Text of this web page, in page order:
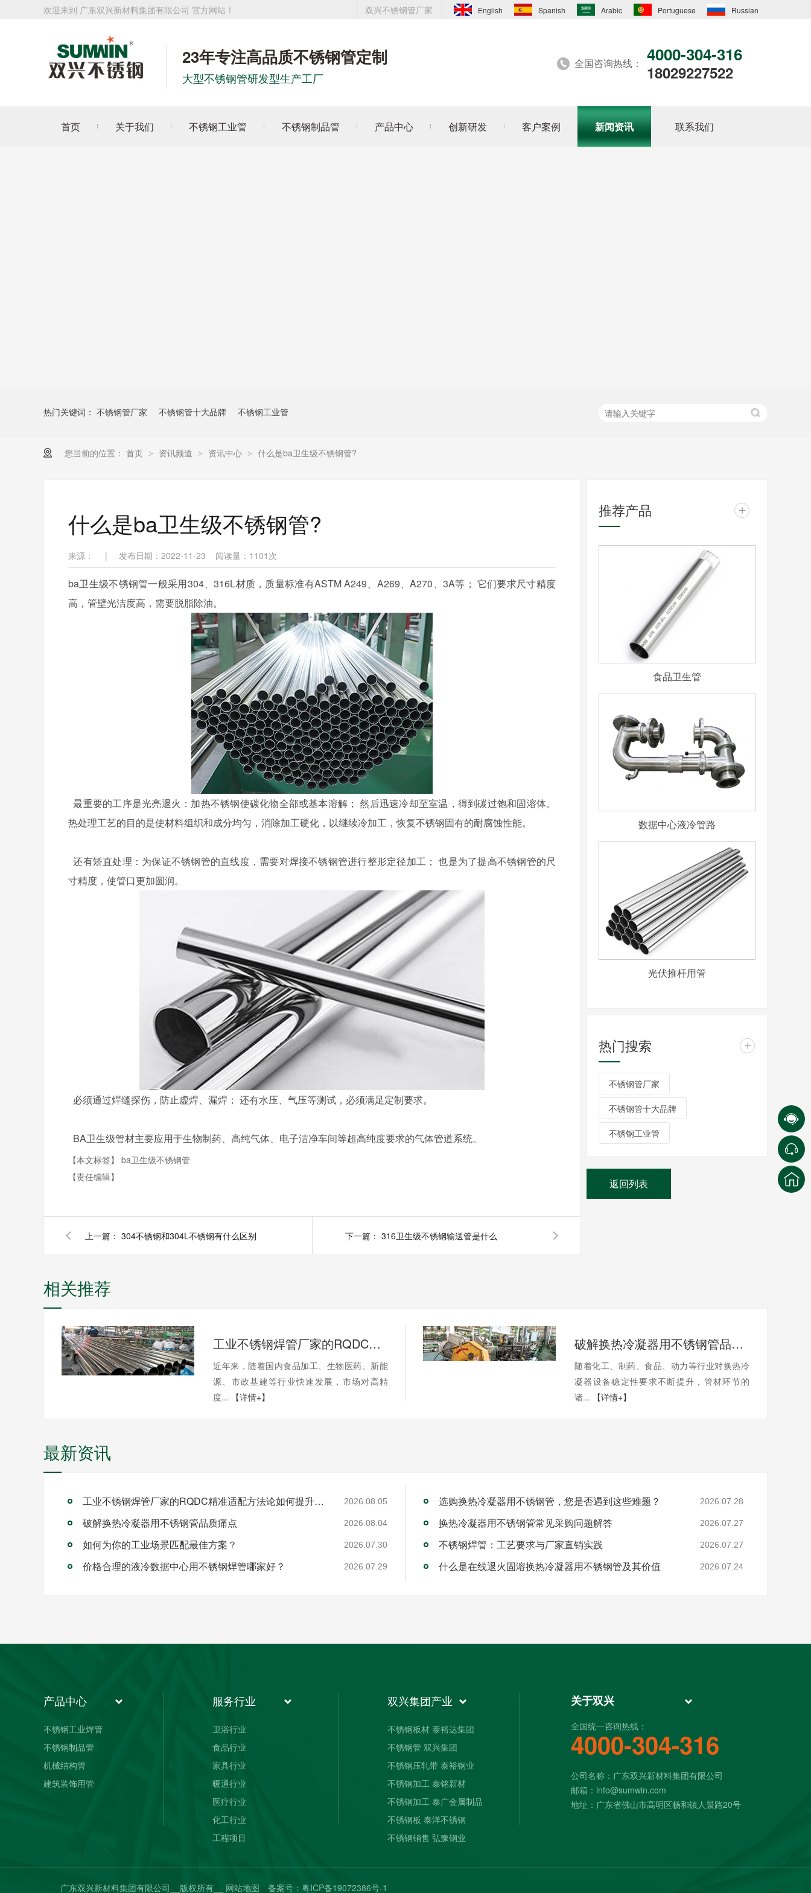
双兴不锈钢管厂家 English Spanish Arabic Portuguese Russian
欢迎来到 广东双兴新材料集团有限公司 官方网站！
23年专注高品质不锈钢管定制
大型不锈钢管研发型生产工厂
全国咨询热线： 4000-304-316
18029227522
首页 关于我们 不锈钢工业管 不锈钢制品管 产品中心 创新研发 客户案例 新闻资讯 联系我们
热门关键词： 不锈钢管厂家 不锈钢管十大品牌 不锈钢工业管
您当前的位置： 首页 > 资讯频道 > 资讯中心 > 什么是ba卫生级不锈钢管?
什么是ba卫生级不锈钢管?
来源： | 发布日期：2022-11-23 阅读量： 1101 次
ba卫生级不锈钢管一般采用304、316L材质，质量标准有ASTM A249、A269、A270、3A等； 它们要求尺寸精度
高，管壁光洁度高，需要脱脂除油。
最重要的工序是光亮退火：加热不锈钢使碳化物全部或基本溶解； 然后迅速冷却至室温，得到碳过饱和固溶体。
热处理工艺的目的是使材料组织和成分均匀，消除加工硬化，以继续冷加工，恢复不锈钢固有的耐腐蚀性能。
还有矫直处理：为保证不锈钢管的直线度，需要对焊接不锈钢管进行整形定径加工； 也是为了提高不锈钢管的尺
寸精度，使管口更加圆润。
必须通过焊缝探伤，防止虚焊、漏焊； 还有水压、气压等测试，必须满足定制要求。
BA卫生级管材主要应用于生物制药、高纯气体、电子洁净车间等超高纯度要求的气体管道系统。
【本文标签】 ba卫生级不锈钢管
【责任编辑】
上一篇： 304不锈钢和304L不锈钢有什么区别 下一篇： 316卫生级不锈钢输送管是什么
推荐产品 +
食品卫生管
数据中心液冷管路
光伏推杆用管
热门搜索 +
不锈钢管厂家
不锈钢管十大品牌
不锈钢工业管
返回列表
相关推荐
工业不锈钢焊管厂家的RQDC精准适配方法论如何提升客户价值？
近年来，随着国内食品加工、生物医药、新能
源、市政基建等行业快速发展，市场对高精
度...
【详情+】
破解换热冷凝器用不锈钢管品质痛点
随着化工、制药、食品、动力等行业对换热冷
凝器设备稳定性要求不断提升，管材环节的
诸...
【详情+】
最新资讯
工业不锈钢焊管厂家的RQDC精准适配方法论如何提升客户价值？ 2026.08.05
破解换热冷凝器用不锈钢管品质痛点 2026.08.04
如何为你的工业场景匹配最佳方案？ 2026.07.30
价格合理的液冷数据中心用不锈钢焊管哪家好？ 2026.07.29
选购换热冷凝器用不锈钢管，您是否遇到这些难题？ 2026.07.28
换热冷凝器用不锈钢管常见采购问题解答 2026.07.27
不锈钢焊管：工艺要求与厂家直销实践 2026.07.27
什么是在线退火固溶换热冷凝器用不锈钢管及其价值 2026.07.24
产品中心
不锈钢工业焊管
不锈钢制品管
机械结构管
建筑装饰用管
服务行业
卫浴行业
食品行业
家具行业
暖通行业
医疗行业
化工行业
工程项目
双兴集团产业
不锈钢板材 泰裕达集团
不锈钢管 双兴集团
不锈钢压轧带 泰裕钢业
不锈钢加工 泰铭新材
不锈钢加工 泰广金属制品
不锈钢板 泰洋不锈钢
不锈钢销售 弘豫钢业
关于双兴
全国统一咨询热线：
4000-304-316
公司名称：广东双兴新材料集团有限公司
邮箱：info@sumwin.com
地址：广东省佛山市高明区杨和镇人景路20号
广东双兴新材料集团有限公司__版权所有__ 网站地图 备案号： 粤ICP备19072386号-1